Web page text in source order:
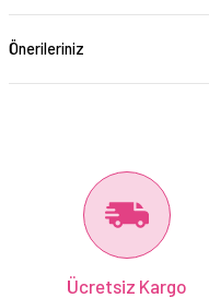
Önerileriniz
Ücretsiz Kargo